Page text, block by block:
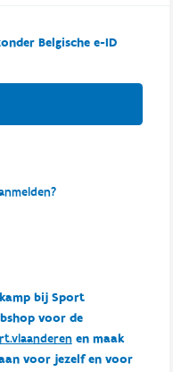
Belgische e-ID
bij Sport
voor de
en maak
voor jezelf en voor